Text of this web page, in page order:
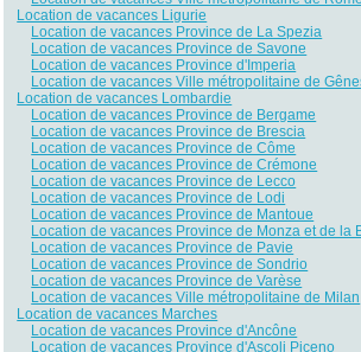
Location de vacances Ligurie
Location de vacances Province de La Spezia
Location de vacances Province de Savone
Location de vacances Province d'Imperia
Location de vacances Ville métropolitaine de
Location de vacances Lombardie
Location de vacances Province de Bergame
Location de vacances Province de Brescia
Location de vacances Province de Côme
Location de vacances Province de Crémone
Location de vacances Province de Lecco
Location de vacances Province de Lodi
Location de vacances Province de Mantoue
Location de vacances Province de Monza et de la
Location de vacances Province de Pavie
Location de vacances Province de Sondrio
Location de vacances Province de Varèse
Location de vacances Ville métropolitaine de Milan
Location de vacances Marches
Location de vacances Province d'Ancône
Location de vacances Province d'Ascoli Piceno